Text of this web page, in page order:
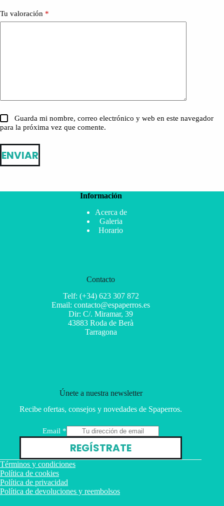
Tu valoración *
Guarda mi nombre, correo electrónico y web en este navegador
para la próxima vez que comente.
ENVIAR
Información
Acerca de
Galeria
Horario
Contacto
Telf: (+34) 623 307 872
Email: contacto@espaperros.es
Dir: C/. Miramar, 39
43883 Roda de Berà
Tarragona
Únete a nuestra newsletter
Recibe ofertas, consejos y novedades de Spaperros.
m
i
l
Email *
REGÍSTRATE
Términos y condiciones
Política de cookies
Política de privacidad
Política de devoluciones y reembolsos